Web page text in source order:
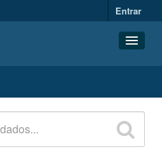
Entrar